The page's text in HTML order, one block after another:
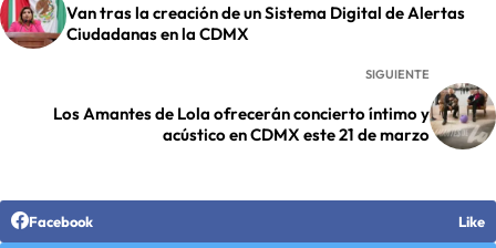
Van tras la creación de un Sistema Digital de Alertas
Ciudadanas en la CDMX
SIGUIENTE
Los Amantes de Lola ofrecerán concierto íntimo y
acústico en CDMX este 21 de marzo
Facebook Like